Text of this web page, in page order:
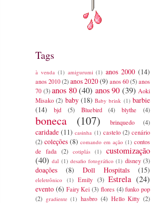
Tags
à venda (1) amigurumi (1) anos 2000 (14)
anos 2010(2)anos 2020(9) anos 60(5)anos
70 (3) anos 80 (40) anos 90 (39) Aoki
Misako (2) baby (18) Baby brink (1) barbie
(14)
bjd (5) Bluebird (4) blythe (4)
boneca (107) brinquedo (4)
caridade (11) casinha (1) castelo (2) cenário
(2) coleções (8) comando em ação (1) contos
de fada
(2) cotiplás (1)
customização
(40) dal (1) desafio fotográfico (1) disney (3)
doações (8) Doll Hospitals (15)
eleletrônico (1) Emily (3) Estrela (24)
evento (6) Fairy Kei (3) flores (4) funko pop
(2) gradiente (1) hasbro (4) Hello Kitty (2)